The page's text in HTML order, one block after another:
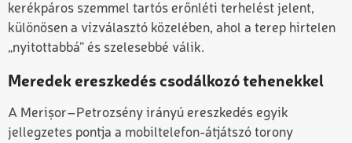
kerékpáros szemmel tartós erőnléti terhelést jelent,
különösen a vízválasztó közelében, ahol a terep hirtelen
„nyitottabbá” és szelesebbé válik.
Meredek ereszkedés csodálkozó tehenekkel
A Merişor–Petrozsény irányú ereszkedés egyik
jellegzetes pontja a mobiltelefon-átjátszó torony